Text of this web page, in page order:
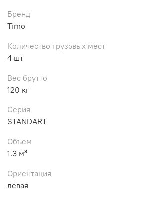
Бренд
Timo
Количество грузовых мест
4 шт
Вес брутто
120 кг
Серия
STANDART
Объем
1,3 м³
Ориентация
левая